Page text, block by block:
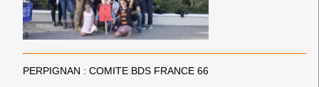
PERPIGNAN : COMITE BDS FRANCE 66